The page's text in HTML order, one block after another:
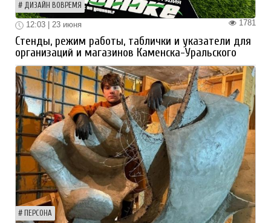
ДИЗАЙН ВОВРЕМЯ
1781
12:03 | 23 июня
Стенды, режим работы, таблички и указатели для
организаций и магазинов Каменска-Уральского
ПЕРСОНА